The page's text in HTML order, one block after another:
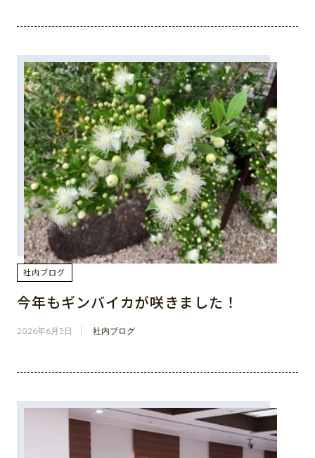
社内ブログ
今年もギンバイカが咲きました！
2026年6月5日 社内ブログ